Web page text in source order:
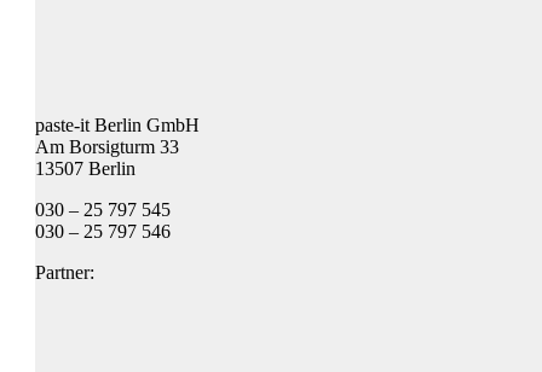
paste-it Berlin GmbH
Am Borsigturm 33
13507 Berlin
030 – 25 797 545
030 – 25 797 546
Partner: